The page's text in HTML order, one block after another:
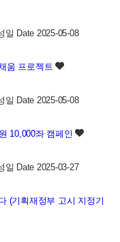
일 Date 2025-05-08
움 프로젝트
일 Date 2025-05-08
10,000좌 캠페인
일 Date 2025-03-27
(기획재정부 고시 지정기